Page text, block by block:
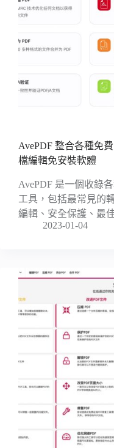
AvePDF 整合各種免
檔編輯免安裝軟體
AvePDF 是一個收錄
工具，包括最常見的
編輯、安全保護、最
2023-01-04